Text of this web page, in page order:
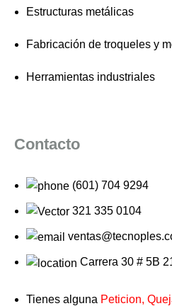
Estructuras metálicas
Fabricación de troqueles y
Herramientas industriales
Contacto
(601) 704 9294
321 335 0104
Carrera 30 # 5B
Tienes alguna Peticion,